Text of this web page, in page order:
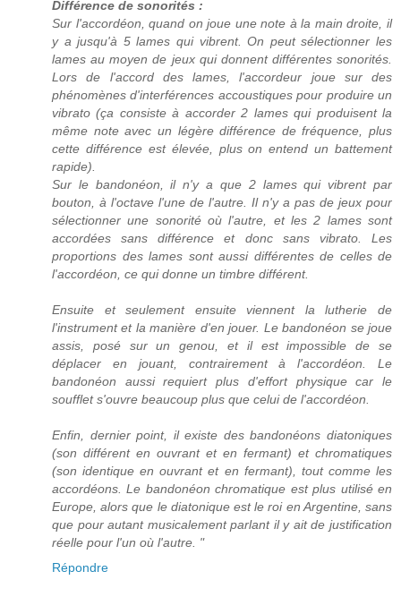
Différence de sonorités :
Sur l'accordéon, quand on joue une note à la main droite, il
y a jusqu'à 5 lames qui vibrent. On peut sélectionner les
lames au moyen de jeux qui donnent différentes sonorités.
Lors de l'accord des lames, l'accordeur joue sur des
phénomènes d'interférences accoustiques pour produire un
vibrato (ça consiste à accorder 2 lames qui produisent la
même note avec un légère différence de fréquence, plus
cette différence est élevée, plus on entend un battement
rapide).
Sur le bandonéon, il n'y a que 2 lames qui vibrent par
bouton, à l'octave l'une de l'autre. Il n'y a pas de jeux pour
sélectionner une sonorité où l'autre, et les 2 lames sont
accordées sans différence et donc sans vibrato. Les
proportions des lames sont aussi différentes de celles de
l'accordéon, ce qui donne un timbre différent.
Ensuite et seulement ensuite viennent la lutherie de
l'instrument et la manière d'en jouer. Le bandonéon se joue
assis, posé sur un genou, et il est impossible de se
déplacer en jouant, contrairement à l'accordéon. Le
bandonéon aussi requiert plus d'effort physique car le
soufflet s'ouvre beaucoup plus que celui de l'accordéon.
Enfin, dernier point, il existe des bandonéons diatoniques
(son différent en ouvrant et en fermant) et chromatiques
(son identique en ouvrant et en fermant), tout comme les
accordéons. Le bandonéon chromatique est plus utilisé en
Europe, alors que le diatonique est le roi en Argentine, sans
que pour autant musicalement parlant il y ait de justification
réelle pour l'un où l'autre. "
Répondre